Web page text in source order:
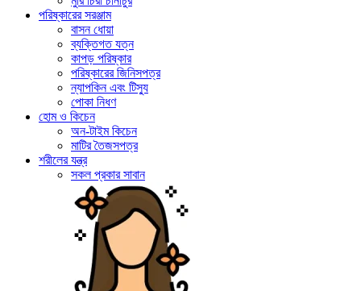
পরিষ্কারের সরঞ্জাম
বাসন ধোয়া
ব্যক্তিগত যত্ন
কাপড় পরিষ্কার
পরিষ্কারের জিনিসপত্র
ন্যাপকিন এবং টিস্যু
পোকা নিধণ
হোম ও কিচেন
অন-টাইম কিচেন
মাটির তৈজসপত্র
শরীলের যন্ত্র
সকল প্রকার সাবান